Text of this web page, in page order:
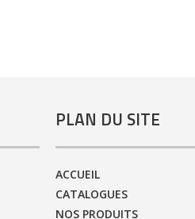
PLAN DU SITE
ACCUEIL
CATALOGUES
NOS PRODUITS